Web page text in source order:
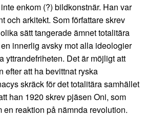
enkom (?) bildkonstnär. Han var
och arkitekt. Som författare skrev
sätt tangerade ämnet totalitära
innerlig avsky mot alla ideologier
yttrandefriheten. Det är möjligt att
efter att ha bevittnat ryska
skräck för det totalitära samhället
han 1920 skrev pjäsen Oni, som
reaktion på nämnda revolution.